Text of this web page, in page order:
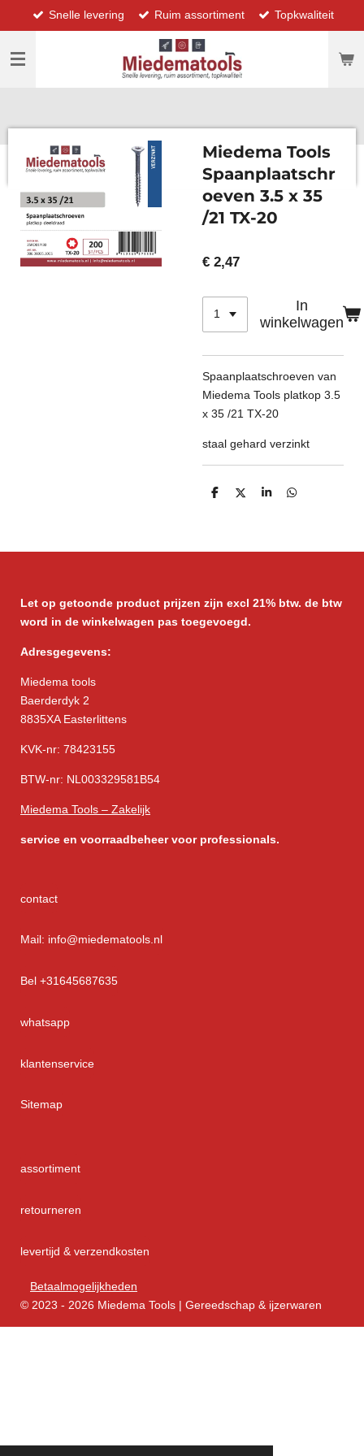
direct
naar
hoofdinhoud
Snelle levering Ruim assortiment Topkwaliteit
Miedema Tools
Spaanplaatschr
oeven 3.5 x 35
/21 TX-20
€ 2,47
In
winkelwagen
Spaanplaatschroeven van
Miedema Tools platkop 3.5
x 35 /21 TX-20
staal gehard verzinkt
D
D
S
D
Let op getoonde product prijzen zijn excl 21% btw. de btw
word in de winkelwagen pas toegevoegd.
Adresgegevens:
Miedema tools
Baerderdyk 2
8835XA Easterlittens
KVK-nr: 78423155
BTW-nr: NL003329581B54
Miedema Tools – Zakelijk
service en voorraadbeheer voor professionals.
contact
Mail: info@miedematools.nl
Bel +31645687635
whatsapp
klantenservice
Sitemap
assortiment
retourneren
levertijd & verzendkosten
Betaalmogelijkheden
© 2023 - 2026 Miedema Tools | Gereedschap & ijzerwaren